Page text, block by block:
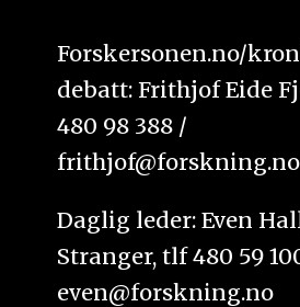
Forskersonen.no/
debatt: Frithjof Eide
480 98 388 /
frithjof@forskning.no
Daglig leder: Even
Stranger, tlf 480 59
even@forskning.no